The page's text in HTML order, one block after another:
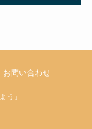
お問い合わせ
う」